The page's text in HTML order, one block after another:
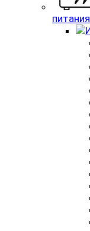
питания